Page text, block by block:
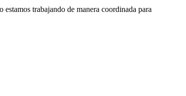
trabajando de manera coordinada para